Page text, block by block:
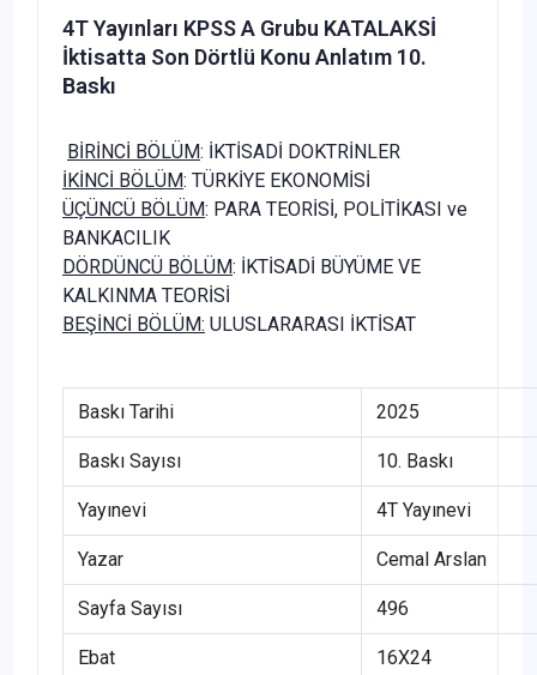
4T Yayınları KPSS A Grubu KATALAKSİ
İktisatta Son Dörtlü Konu Anlatım 10.
Baskı
BİRİNCİ BÖLÜM: İKTİSADİ DOKTRİNLER
İKİNCİ BÖLÜM: TÜRKİYE EKONOMİSİ
ÜÇÜNCÜ BÖLÜM: PARA TEORİSİ, POLİTİKASI ve
BANKACILIK
DÖRDÜNCÜ BÖLÜM: İKTİSADİ BÜYÜME VE
KALKINMA TEORİSİ
BEŞİNCİ BÖLÜM: ULUSLARARASI İKTİSAT
Baskı Tarihi 2025
Baskı Sayısı 10. Baskı
Yayınevi 4T Yayınevi
Yazar Cemal Arslan
Sayfa Sayısı 496
Ebat 16X24